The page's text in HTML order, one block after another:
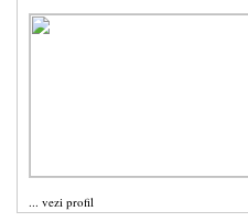
... vezi profil